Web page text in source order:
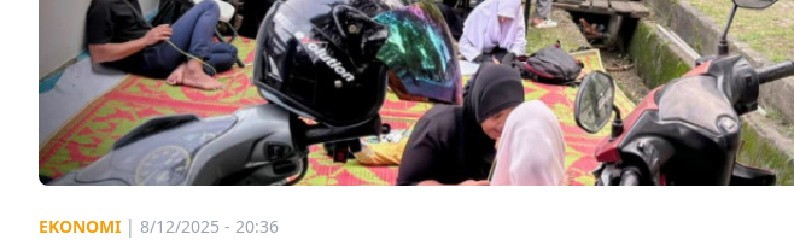
EKONOMI | 8/12/2025 - 20:36